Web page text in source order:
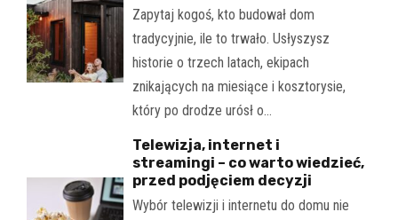
Zapytaj kogoś, kto budował dom
tradycyjnie, ile to trwało. Usłyszysz
historie o trzech latach, ekipach
znikających na miesiące i kosztorysie,
który po drodze urósł o…
Telewizja, internet i
streamingi – co warto wiedzieć,
przed podjęciem decyzji
Wybór telewizji i internetu do domu nie